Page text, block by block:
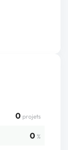
0 projets
0 %